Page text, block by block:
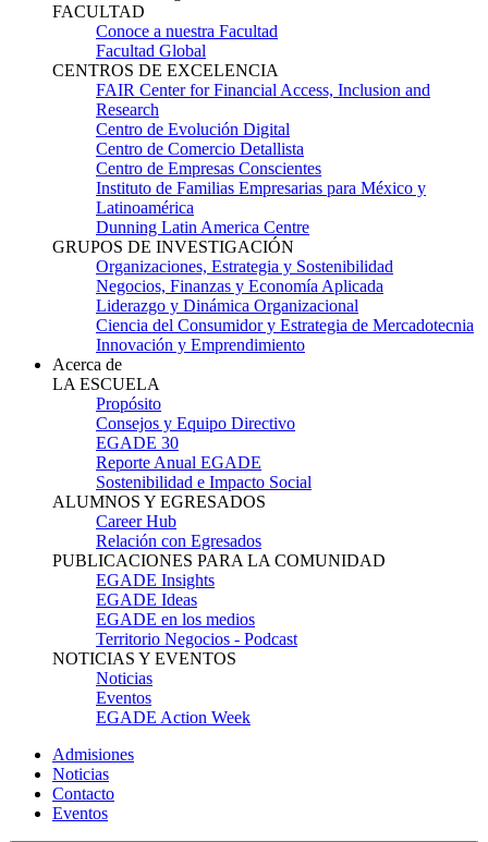
FACULTAD
Conoce a nuestra Facultad
Facultad Global
CENTROS DE EXCELENCIA
FAIR Center for Financial Access, Inclusion and
Research
Centro de Evolución Digital
Centro de Comercio Detallista
Centro de Empresas Conscientes
Instituto de Familias Empresarias para México y
Latinoamérica
Dunning Latin America Centre
GRUPOS DE INVESTIGACIÓN
Organizaciones, Estrategia y Sostenibilidad
Negocios, Finanzas y Economía Aplicada
Liderazgo y Dinámica Organizacional
Ciencia del Consumidor y Estrategia de Mercadotecnia
Innovación y Emprendimiento
Acerca de
LA ESCUELA
Propósito
Consejos y Equipo Directivo
EGADE 30
Reporte Anual EGADE
Sostenibilidad e Impacto Social
ALUMNOS Y EGRESADOS
Career Hub
Relación con Egresados
PUBLICACIONES PARA LA COMUNIDAD
EGADE Insights
EGADE Ideas
EGADE en los medios
Territorio Negocios - Podcast
NOTICIAS Y EVENTOS
Noticias
Eventos
EGADE Action Week
Admisiones
Noticias
Contacto
Eventos